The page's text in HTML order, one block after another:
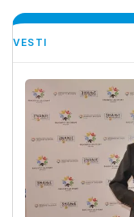
VESTI